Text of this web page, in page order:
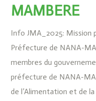
MAMBERE
Info JMA_2025: Mission
Préfecture de NANA-
membres du
préfecture de NANA-
de l’Alimentation et de